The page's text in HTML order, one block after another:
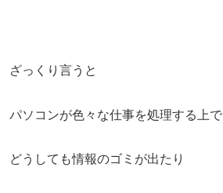
ざっくり言うと
パソコンが色々な仕事を処理する上で
どうしても情報のゴミが出たり